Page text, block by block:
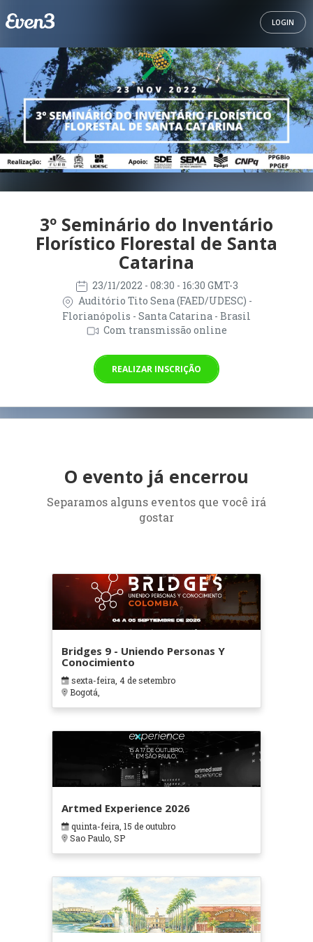
LOGIN
3º Seminário do Inventário
Florístico Florestal de Santa
Catarina
23/11/2022 - 08:30 - 16:30 GMT-3
Auditório Tito Sena (FAED/UDESC) -
Florianópolis - Santa Catarina - Brasil
Com transmissão online
REALIZAR INSCRIÇÃO
O evento já encerrou
Separamos alguns eventos que você irá
gostar
Bridges 9 - Uniendo Personas Y
Conocimiento
sexta-feira, 4 de setembro
Bogotá,
Artmed Experience 2026
quinta-feira, 15 de outubro
Sao Paulo, SP